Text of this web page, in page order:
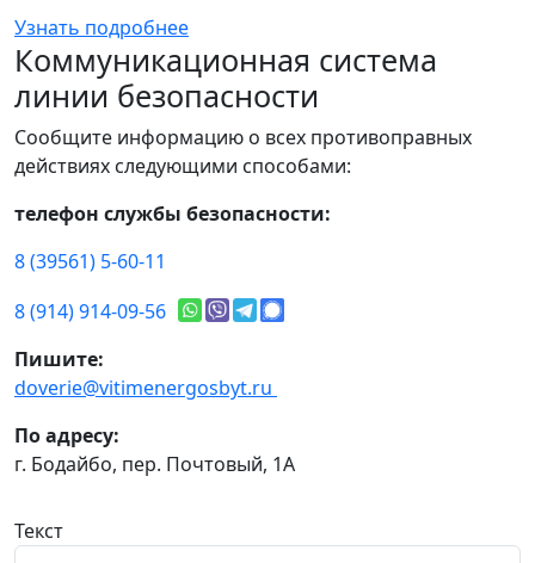
Узнать подробнее
Коммуникационная система
линии безопасности
Сообщите информацию о всех противоправных
действиях следующими способами:
телефон службы безопасности:
8 (39561) 5-60-11
8 (914) 914-09-56
Пишите:
doverie@vitimenergosbyt.ru
По адресу:
г. Бодайбо, пер. Почтовый, 1А
Текст